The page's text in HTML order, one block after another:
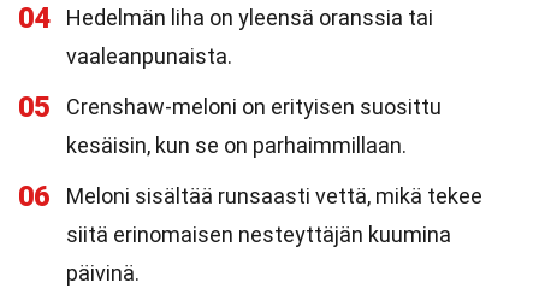
04
Hedelmän liha on yleensä oranssia tai
vaaleanpunaista.
05
Crenshaw-meloni on erityisen suosittu
kesäisin, kun se on parhaimmillaan.
06
Meloni sisältää runsaasti vettä, mikä tekee
siitä erinomaisen nesteyttäjän kuumina
päivinä.